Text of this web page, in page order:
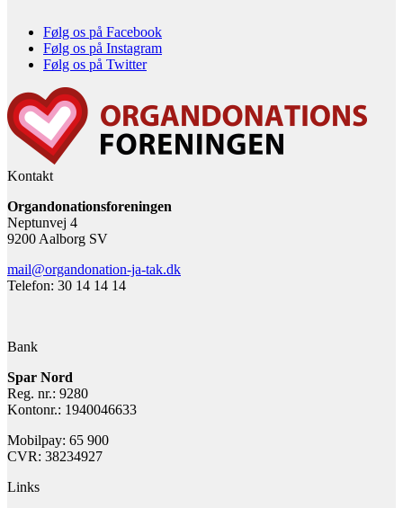
Følg os på Facebook
Følg os på Instagram
Følg os på Twitter
Kontakt
Organdonationsforeningen
Neptunvej 4
9200 Aalborg SV
mail@organdonation-ja-tak.dk
Telefon: 30 14 14 14
Bank
Spar Nord
Reg. nr.: 9280
Kontonr.: 1940046633
Mobilpay: 65 900
CVR: 38234927
Links